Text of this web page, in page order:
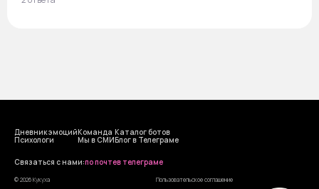
Дневник эмоций
Психологи
Команда
Мы в СМИ
Каталог ботов
Блог в Телеграме
Cвязаться с нами:по почтев телеграме
© 2026 Кукуха Пользовательское соглашение